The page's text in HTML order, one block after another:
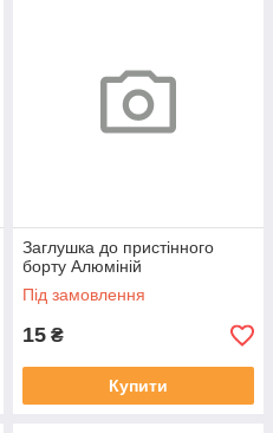
Заглушка до пристінного
борту Алюміній
Під замовлення
15 ₴
Купити